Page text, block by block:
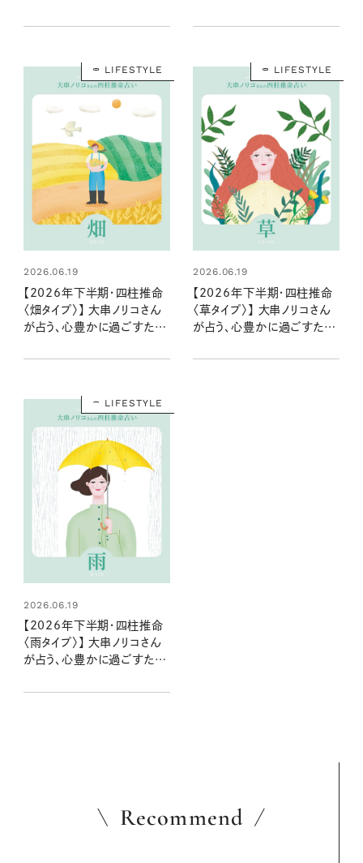
LIFESTYLE
2026.06.19
【2026年下半期・四柱推命
〈畑タイプ〉】 大串ノリコさん
が占う、心豊かに過ごすため
LIFESTYLE
2026.06.19
【2026年下半期・四柱推命
〈草タイプ〉】 大串ノリコさん
が占う、心豊かに過ごすため
LIFESTYLE
2026.06.19
【2026年下半期・四柱推命
〈雨タイプ〉】 大串ノリコさん
が占う、心豊かに過ごすため
Recommend